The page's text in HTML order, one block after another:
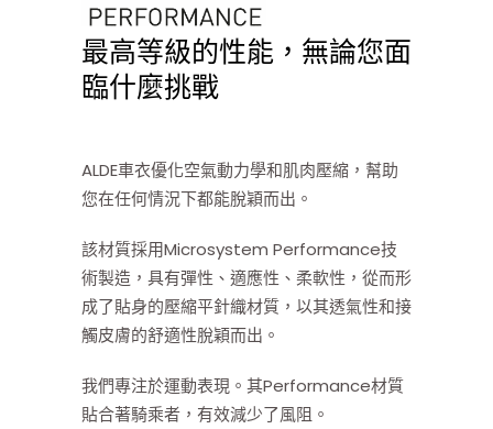
最高等級的性能，無論您面
臨什麼挑戰
ALDE車衣優化空氣動力學和肌肉壓縮，幫助
您在任何情況下都能脫穎而出。
該材質採用Microsystem Performance技
術製造，具有彈性、適應性、柔軟性，從而形
成了貼身的壓縮平針織材質，以其透氣性和接
觸皮膚的舒適性脫穎而出。
我們專注於運動表現。其Performance材質
貼合著騎乘者，有效減少了風阻。